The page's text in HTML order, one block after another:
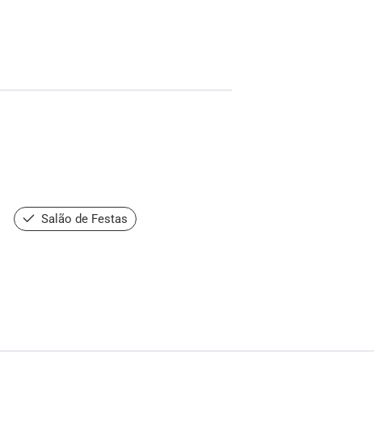
Salão de Festas